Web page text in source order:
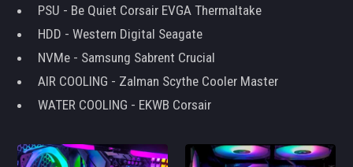
PSU - Be Quiet Corsair EVGA Thermaltake
HDD - Western Digital Seagate
NVMe - Samsung Sabrent Crucial
AIR COOLING - Zalman Scythe Cooler Master
WATER COOLING - EKWB Corsair